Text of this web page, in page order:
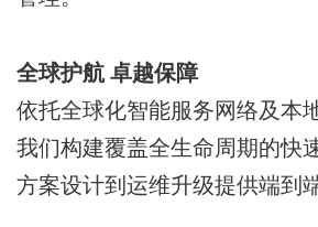
全球护航 卓越保障
依托全球化智能服务网络及本
我们构建覆盖全生命周期的快
方案设计到运维升级提供端到